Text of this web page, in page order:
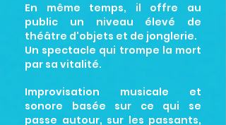
En même temps, il offre au
public un niveau élevé de
théâtre d'objets et de jonglerie.
Un spectacle qui trompe la mort
par sa vitalité.
Improvisation musicale et
sonore basée sur ce qui se
passe autour, sur les passants,